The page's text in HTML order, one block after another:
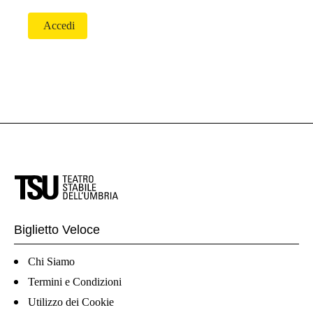
Accedi
Biglietto Veloce
Chi Siamo
Termini e Condizioni
Utilizzo dei Cookie